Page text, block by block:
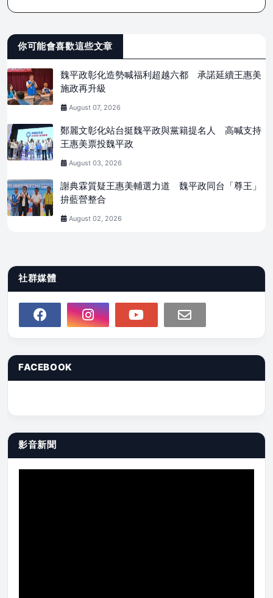
你可能會喜歡這些文章
魏平政彰化造勢喊福利超越六都 承諾延續王惠美
施政再升級
August 07, 2026
鄭麗文彰化站台挺魏平政與黨籍提名人 高喊支持
王惠美票投魏平政
August 03, 2026
謝典霖質疑王惠美輔選力道 魏平政同台「尊王」
拚藍營整合
August 02, 2026
社群媒體
FACEBOOK
影音新聞